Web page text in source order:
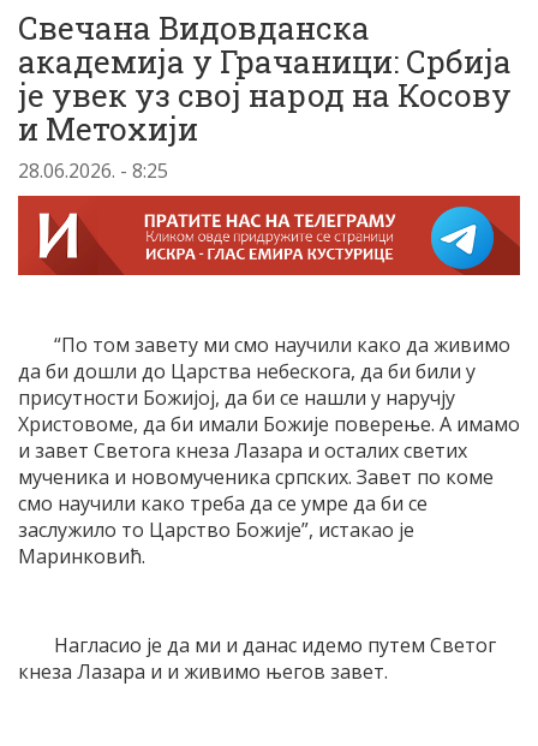
Свечана Видовданска
академија у Грачаници: Србија
је увек уз свој народ на Косову
и Метохији
28.06.2026. - 8:25
“По том завету ми смо научили како да живимо
да би дошли до Царства небескога, да би били у
присутности Божијој, да би се нашли у наручју
Христовоме, да би имали Божије поверење. А имамо
и завет Светога кнеза Лазара и осталих светих
мученика и новомученика српских. Завет по коме
смо научили како треба да се умре да би се
заслужило то Царство Божије”, истакао је
Маринковић.
Нагласио је да ми и данас идемо путем Светог
кнеза Лазара и и живимо његов завет.